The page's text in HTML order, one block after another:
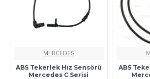
MERCEDES
ABS Tekerlek Hız Sensörü
Mercedes C Serisi
ABS